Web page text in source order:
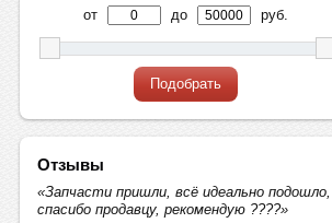
от до руб.
Подобрать
Отзывы
«Запчасти пришли, всё идеально подошло,
спасибо продавцу, рекомендую ????»